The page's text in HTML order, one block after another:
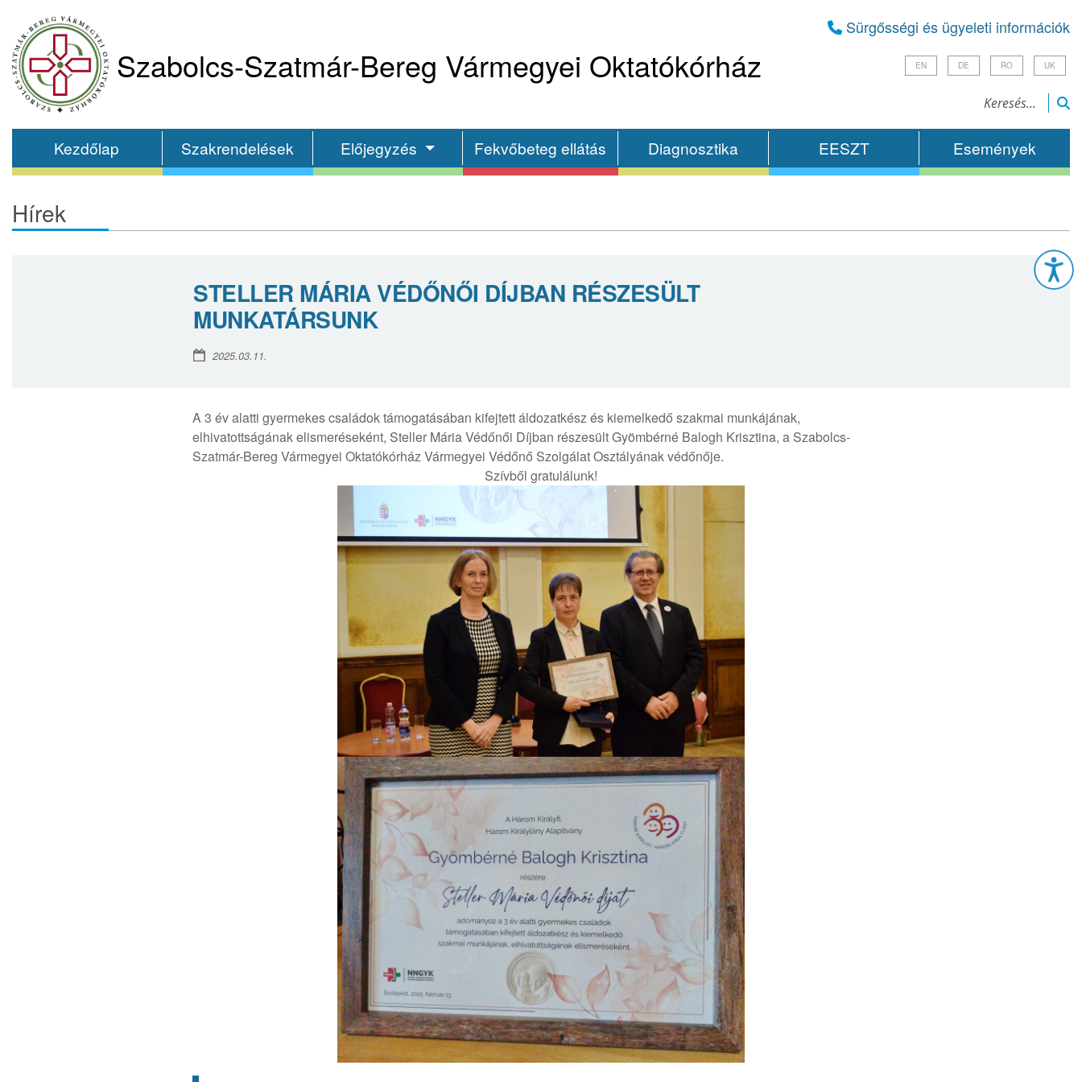
Szabolcs-Szatmár-Bereg Vármegyei Oktatókórház
Sürgősségi és ügyeleti információk
EN DE RO UK
Kezdőlap Szakrendelések Előjegyzés Fekvőbeteg ellátás Diagnosztika EESZT Események
Hírek
STELLER MÁRIA VÉDŐNŐI DÍJBAN RÉSZESÜLT
MUNKATÁRSUNK
2025.03.11.
A 3 év alatti gyermekes családok támogatásában kifejtett áldozatkész és kiemelkedő szakmai munkájának,
elhivatottságának elismeréseként, Steller Mária Védőnői Díjban részesült Gyömbérné Balogh Krisztina, a Szabolcs-
Szatmár-Bereg Vármegyei Oktatókórház Vármegyei Védőnő Szolgálat Osztályának védőnője.
Szívből gratulálunk!